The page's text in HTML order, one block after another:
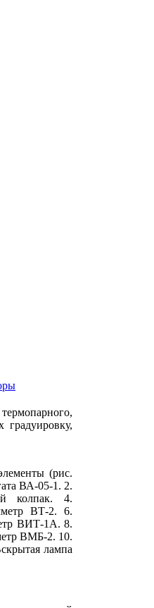
градуировку,
(рис.
ВА-05-1. 2.
колпак. 4.
ВТ-2. 6.
ВИТ-1А. 8.
ВМБ-2. 10.
лампа